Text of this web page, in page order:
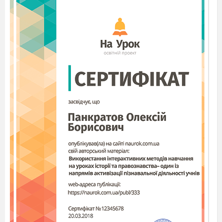
origins in the Catholic Church.
Ведучий 2
- Як цікаво…Так Хеловін -це
свято
привидів ,відьм та іншої нечисті, яке припадає
на 31 жовтня.
Вважалося, що 31 жовтня мертві
повертаються на землю, щоб оцінити справи
своїх живих нащадків. Це був день, коли злі
сили могли прийти у наш світ і наробити злого:
домові стукають у вікна і двері, відьми літають
на мітлі по небу, чорти всіх лякають. Саме
тому і придумали гарбуз у середині із свічкою,
щоб їх відлякувати. Ще на пороги ставили їжу,
щоб не злити нечисть. Потім це еволюційно
перейшло в пригощання дітей цукерками.
Воно з недавніх пір набуло такої ж
популярності, як і День Святого Валентина.
Хеловін можна порівняти зі святом Івана
Купала.